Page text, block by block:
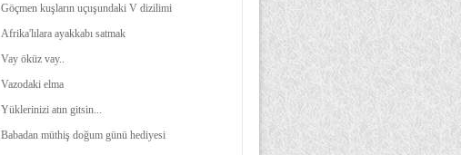
Göçmen kuşların uçuşundaki V dizilimi
Afrika'lılara ayakkabı satmak
Vay öküz vay..
Vazodaki elma
Yüklerinizi atın gitsin...
Babadan müthiş doğum günü hediyesi